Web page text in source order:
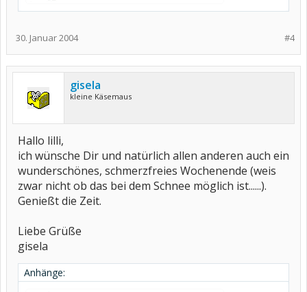
#4
30. Januar 2004
gisela
kleine Käsemaus
Hallo lilli,
ich wünsche Dir und natürlich allen anderen auch ein
wunderschönes, schmerzfreies Wochenende (weis
zwar nicht ob das bei dem Schnee möglich ist......).
Genießt die Zeit.
Liebe Grüße
gisela
Anhänge: